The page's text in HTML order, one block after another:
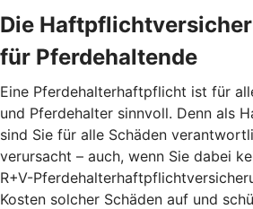
Die
für Pferdehaltende
Eine Pferdehalterhaftpflicht ist für
und Pferdehalter sinnvoll. Denn als
sind Sie für alle Schäden
verursacht – auch, wenn Sie dabei
R+V-
Kosten solcher Schäden auf und